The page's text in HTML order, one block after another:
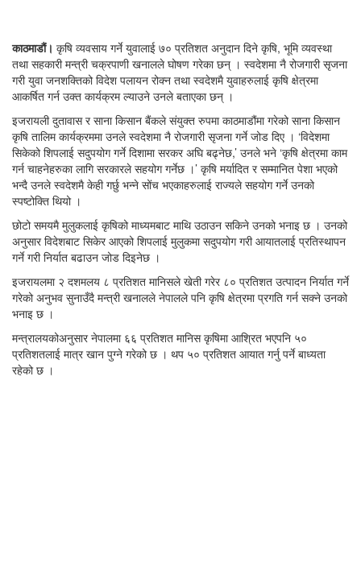
काठमाडौं। कृषि व्यवसाय गर्ने युवालाई ७० प्रतिशत अनुदान दिने कृषि, भूमि व्यवस्था
तथा सहकारी मन्त्री चक्रपाणी खनालले घोषण गरेका छन् । स्वदेशमा नै रोजगारी सृजना
गरी युवा जनशक्तिको विदेश पलायन रोक्न तथा स्वदेशमै युवाहरुलाई कृषि क्षेत्रमा
आकर्षित गर्न उक्त कार्यक्रम ल्याउने उनले बताएका छन् ।
इजरायली दुतावास र साना किसान बैंकले संयुक्त रुपमा काठमाडौंमा गरेको साना किसान
कृषि तालिम कार्यक्रममा उनले स्वदेशमा नै रोजगारी सृजना गर्ने जोड दिए । ‘विदेशमा
सिकेको शिपलाई सदुपयोग गर्ने दिशामा सरकर अघि बढ्नेछ,’ उनले भने ‘कृषि क्षेत्रमा काम
गर्न चाहनेहरुका लागि सरकारले सहयोग गर्नेछ ।’ कृषि मर्यादित र सम्मानित पेशा भएको
भन्दै उनले स्वदेशमै केही गर्छु भन्ने सोंच भएकाहरुलाई राज्यले सहयोग गर्ने उनको
स्पष्टोक्ति थियो ।
छोटो समयमै मुलुकलाई कृषिको माध्यमबाट माथि उठाउन सकिने उनको भनाइ छ । उनको
अनुसार विदेशबाट सिकेर आएको शिपलाई मुलुकमा सदुपयोग गरी आयातलाई प्रतिस्थापन
गर्ने गरी निर्यात बढाउन जोड दिइनेछ ।
इजरायलमा २ दशमलय ८ प्रतिशत मानिसले खेती गरेर ८० प्रतिशत उत्पादन निर्यात गर्ने
गरेको अनुभव सुनाउँदै मन्त्री खनालले नेपालले पनि कृषि क्षेत्रमा प्रगति गर्न सक्ने उनको
भनाइ छ ।
मन्त्रालयकोअनुसार नेपालमा ६६ प्रतिशत मानिस कृषिमा आश्रित भएपनि ५०
प्रतिशतलाई मात्र खान पुग्ने गरेको छ । थप ५० प्रतिशत आयात गर्नु पर्ने बाध्यता
रहेको छ ।